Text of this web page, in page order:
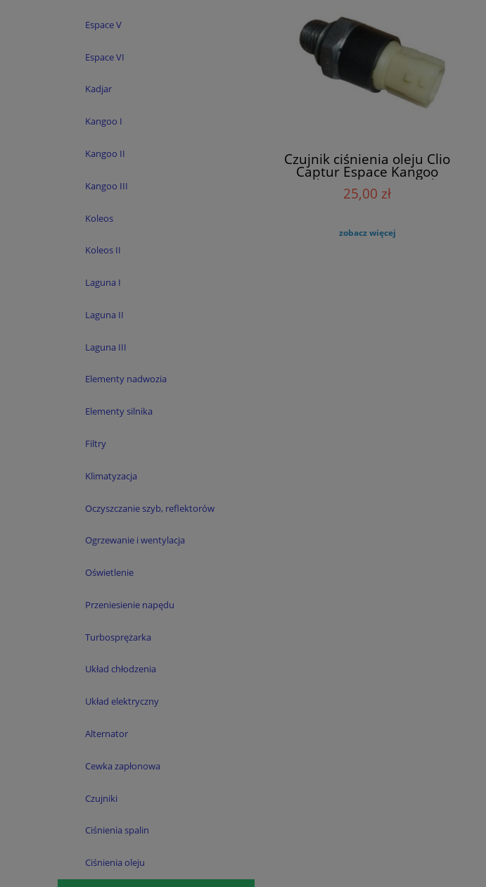
Espace V
Espace VI
Kadjar
Kangoo I
Kangoo II
Kangoo III
Koleos
Koleos II
Laguna I
Laguna II
Laguna III
Elementy nadwozia
Elementy silnika
Filtry
Klimatyzacja
Oczyszczanie szyb, reflektorów
Ogrzewanie i wentylacja
Oświetlenie
Przeniesienie napędu
Turbosprężarka
Układ chłodzenia
Układ elektryczny
Alternator
Cewka zapłonowa
Czujniki
Ciśnienia spalin
Ciśnienia oleju
Czujnik ciśnienia oleju Clio
Captur Espace Kangoo
Kadjar Laguna Renault
8200970474 OEM
25,00 zł
zobacz więcej